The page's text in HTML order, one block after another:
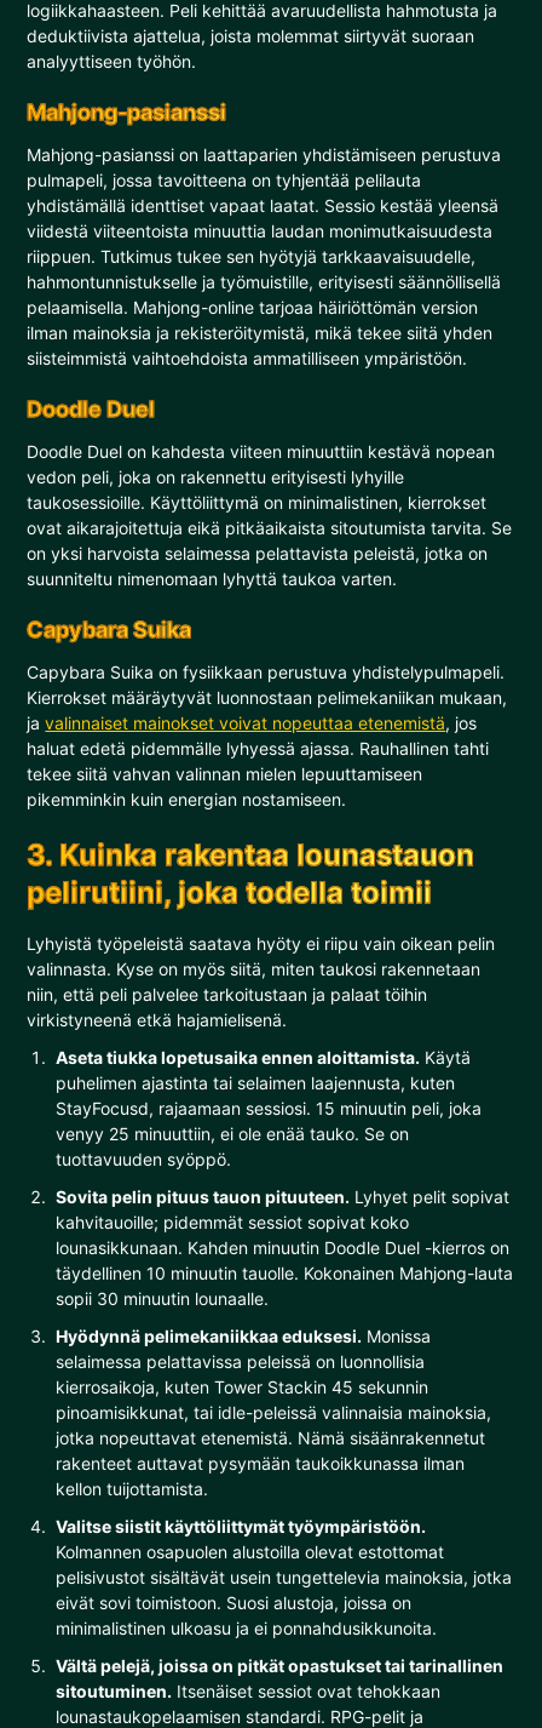
logiikkahaasteen. Peli kehittää avaruudellista hahmotusta ja
deduktiivista ajattelua, joista molemmat siirtyvät suoraan
analyyttiseen työhön.
Mahjong-pasianssi
Mahjong-pasianssi on laattaparien yhdistämiseen perustuva
pulmapeli, jossa tavoitteena on tyhjentää pelilauta
yhdistämällä identtiset vapaat laatat. Sessio kestää yleensä
viidestä viiteentoista minuuttia laudan monimutkaisuudesta
riippuen. Tutkimus tukee sen hyötyjä tarkkaavaisuudelle,
hahmontunnistukselle ja työmuistille, erityisesti säännöllisellä
pelaamisella. Mahjong-online tarjoaa häiriöttömän version
ilman mainoksia ja rekisteröitymistä, mikä tekee siitä yhden
siisteimmistä vaihtoehdoista ammatilliseen ympäristöön.
Doodle Duel
Doodle Duel on kahdesta viiteen minuuttiin kestävä nopean
vedon peli, joka on rakennettu erityisesti lyhyille
taukosessioille. Käyttöliittymä on minimalistinen, kierrokset
ovat aikarajoitettuja eikä pitkäaikaista sitoutumista tarvita. Se
on yksi harvoista selaimessa pelattavista peleistä, jotka on
suunniteltu nimenomaan lyhyttä taukoa varten.
Capybara Suika
Capybara Suika on fysiikkaan perustuva yhdistelypulmapeli.
Kierrokset määräytyvät luonnostaan pelimekaniikan mukaan,
javalinnaiset mainokset voivat nopeuttaa etenemistä, jos
haluat edetä pidemmälle lyhyessä ajassa. Rauhallinen tahti
tekee siitä vahvan valinnan mielen lepuuttamiseen
pikemminkin kuin energian nostamiseen.
3. Kuinka rakentaa lounastauon
pelirutiini, joka todella toimii
Lyhyistä työpeleistä saatava hyöty ei riipu vain oikean pelin
valinnasta. Kyse on myös siitä, miten taukosi rakennetaan
niin, että peli palvelee tarkoitustaan ja palaat töihin
virkistyneenä etkä hajamielisenä.
Aseta tiukka lopetusaika ennen aloittamista. Käytä
puhelimen ajastinta tai selaimen laajennusta, kuten
StayFocusd, rajaamaan sessiosi. 15 minuutin peli, joka
venyy 25 minuuttiin, ei ole enää tauko. Se on
tuottavuuden syöppö.
Sovita pelin pituus tauon pituuteen. Lyhyet pelit sopivat
kahvitauoille; pidemmät sessiot sopivat koko
lounasikkunaan. Kahden minuutin Doodle Duel -kierros on
täydellinen 10 minuutin tauolle. Kokonainen Mahjong-lauta
sopii 30 minuutin lounaalle.
Hyödynnä pelimekaniikkaa eduksesi. Monissa
selaimessa pelattavissa peleissä on luonnollisia
kierrosaikoja, kuten Tower Stackin 45 sekunnin
pinoamisikkunat, tai idle-peleissä valinnaisia mainoksia,
jotka nopeuttavat etenemistä. Nämä sisäänrakennetut
rakenteet auttavat pysymään taukoikkunassa ilman
kellon tuijottamista.
Valitse siistit käyttöliittymät työympäristöön.
Kolmannen osapuolen alustoilla olevat estottomat
pelisivustot sisältävät usein tungettelevia mainoksia, jotka
eivät sovi toimistoon. Suosi alustoja, joissa on
minimalistinen ulkoasu ja ei ponnahdusikkunoita.
Vältä pelejä, joissa on pitkät opastukset tai tarinallinen
sitoutuminen. Itsenäiset sessiot ovat tehokkaan
lounastaukopelaamisen standardi. RPG-pelit ja